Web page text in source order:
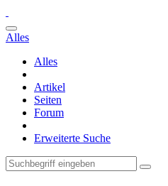
Alles
Alles
Artikel
Seiten
Forum
Erweiterte Suche